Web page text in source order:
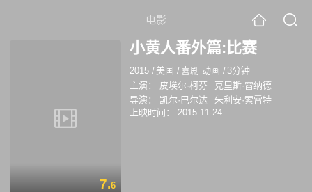
电影
7.6
小黄人番外篇:比赛
2015 / 美国 /喜剧 动画 / 3分钟
主演：
皮埃尔·柯芬
克里斯·雷纳德
导演：
凯尔·巴尔达
朱利安·索雷特
上映时间：
2015-11-24